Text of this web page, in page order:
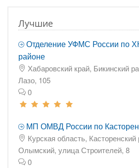
Лучшие
Отделение УФМС России по
районе
Хабаровский край, Бикинский
Лазо, 105
0
МП ОМВД России по
Курская область,
Олымский, улица Строителей, 8
0